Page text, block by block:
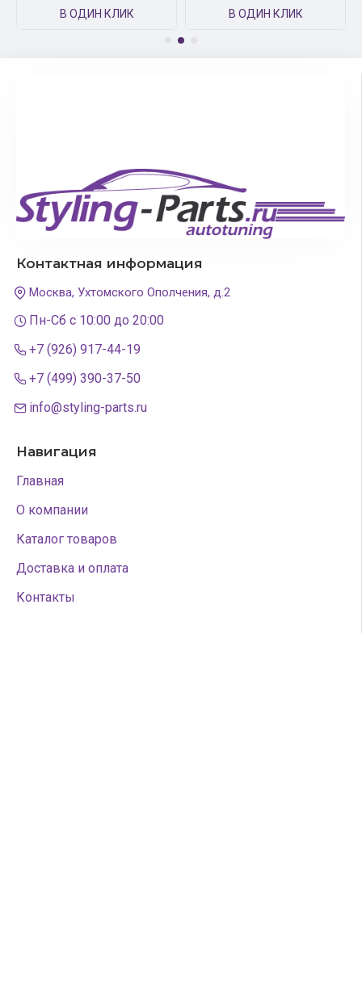
В ОДИН КЛИК В ОДИН КЛИК
Контактная информация
Москва, Ухтомского Ополчения, д.2
Пн-Сб с 10:00 до 20:00
+7 (926) 917-44-19
+7 (499) 390-37-50
info@styling-parts.ru
Навигация
Главная
О компании
Каталог товаров
Доставка и оплата
Контакты